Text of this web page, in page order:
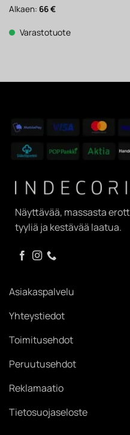
Alkaen: 66€
Varastotuote
Näyttävää, massasta
tyyliä ja kestävää laatua.
Asiakaspalvelu
Yhteystiedot
Toimitusehdot
Peruutusehdot
Reklamaatio
Tietosuojaseloste